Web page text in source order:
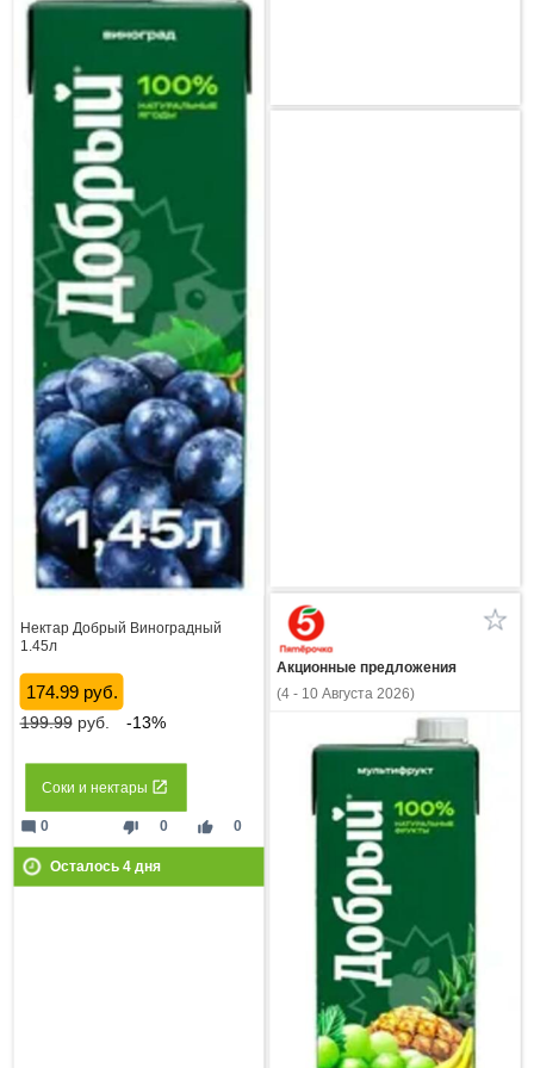
Нектар Добрый Виноградный
1.45л
174.99 руб.
199.99руб. -13%
Соки и нектары
thumb_down 0 thumb_up 0
mode_comment 0
Осталось 4дня
Акционные предложения
(4 - 10 Августа 2026)